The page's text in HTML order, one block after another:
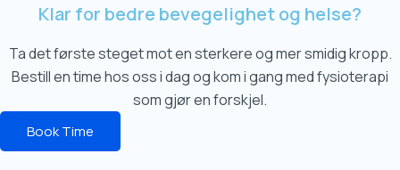
Klar for bedre bevegelighet og helse?
Ta det første steget mot en sterkere og mer smidig kropp.
Bestill en time hos oss i dag og kom i gang med fysioterapi
som gjør en forskjel.
Book Time